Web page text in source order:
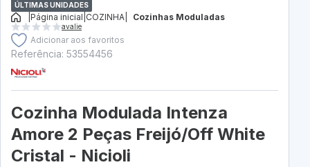
ÚLTIMAS UNIDADES
Página inicial COZINHA Cozinhas Moduladas
avalie
Adicionar aos favoritos
Referência: 53554456
Cozinha Modulada Intenza
Amore 2 Peças Freijó/Off White
Cristal - Nicioli